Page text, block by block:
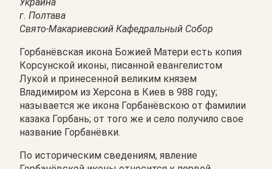
г. Полтава
Свято-Макариевский Кафедральный Собор
Горбанёвская икона Божией Матери есть копия
Корсунской иконы, писанной евангелистом
Лукой и принесенной великим князем
Владимиром из Херсона в Киев в 988 году;
называется же икона Горбанёвскою от фамилии
казака Горбань; от того же и село получило свое
название Горбанёвки.
По историческим сведениям, явление